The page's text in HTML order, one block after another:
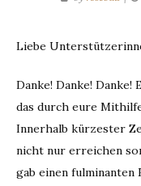
Liebe
Danke! Danke!
das durch eure
Innerhalb kürzester
nicht nur erreichen
gab einen